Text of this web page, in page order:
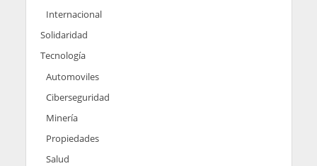
Internacional
Solidaridad
Tecnología
Automoviles
Ciberseguridad
Minería
Propiedades
Salud